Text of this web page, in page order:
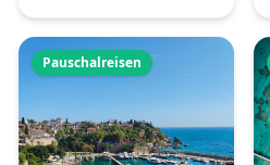
Pauschalreisen